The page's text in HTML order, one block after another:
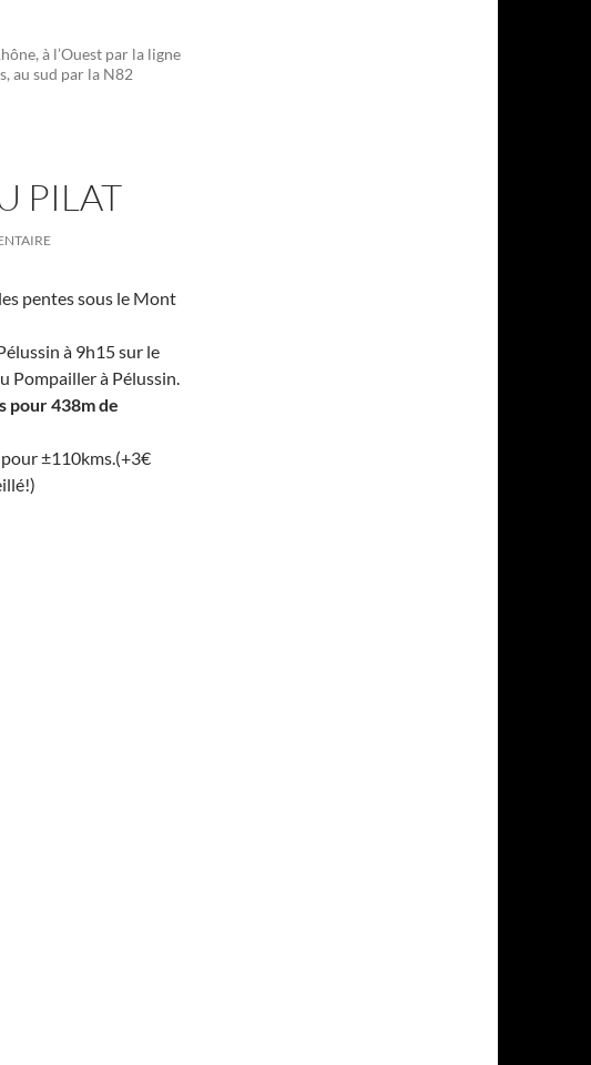
à l’Ouest par la ligne
au sud par la N82
PILAT
pentes sous le Mont
à 9h15 sur le
Pompailler à Pélussin.
pour 438m de
pour ±110kms.(+3€